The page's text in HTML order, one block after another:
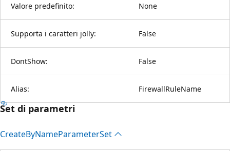
Valore predefinito: None
Supporta i caratteri jolly: False
DontShow: False
Alias: FirewallRuleName
Set di parametri
CreateByNameParameterSet